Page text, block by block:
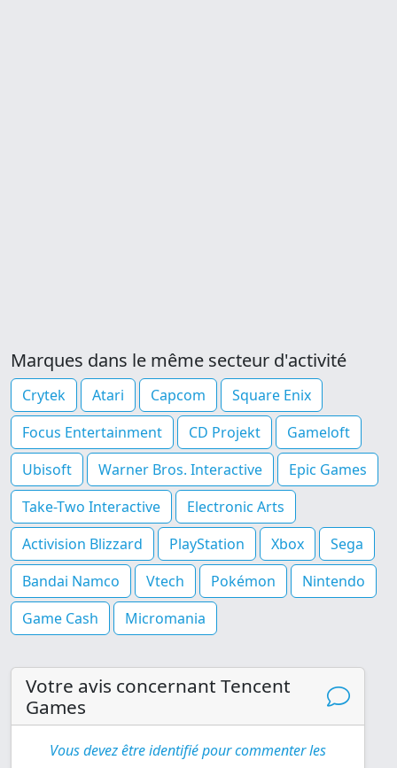
Marques dans le même secteur d'activité
Crytek Atari Capcom
Square Enix
Focus Entertainment
CD Projekt
Gameloft
Ubisoft
Warner Bros. Interactive
Epic Games
Take-Two Interactive
Electronic Arts
Activision Blizzard
PlayStation Xbox
Sega
Bandai Namco
Vtech Pokémon
Nintendo
Game Cash
Micromania
Votre avis concernant Tencent
Games
Vous devez être identifié pour commenter les